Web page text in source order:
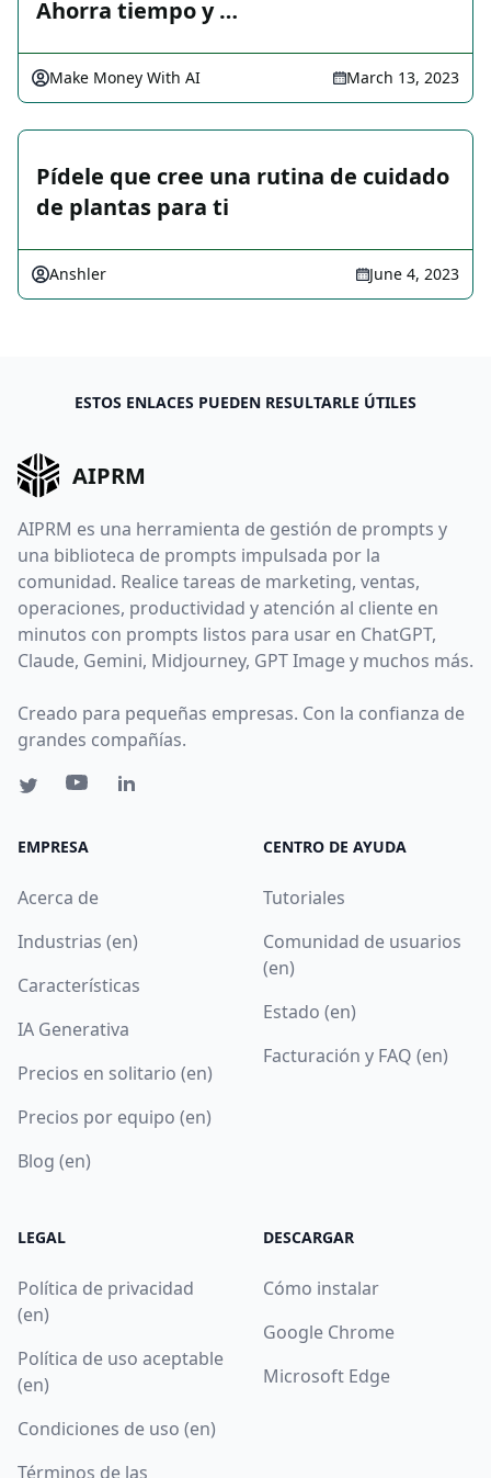
Ahorra tiempo y …
Make Money With AI March 13, 2023
Pídele que cree una rutina de cuidado
de plantas para ti
Anshler June 4, 2023
ESTOS ENLACES PUEDEN RESULTARLE ÚTILES
AIPRM
AIPRM es una herramienta de gestión de prompts y
una biblioteca de prompts impulsada por la
comunidad. Realice tareas de marketing, ventas,
operaciones, productividad y atención al cliente en
minutos con prompts listos para usar en ChatGPT,
Claude, Gemini, Midjourney, GPT Image y muchos más.
Creado para pequeñas empresas. Con la confianza de
grandes compañías.
EMPRESA
Acerca de
Industrias (en)
Características
IA Generativa
Precios en solitario (en)
Precios por equipo (en)
Blog (en)
CENTRO DE AYUDA
Tutoriales
Comunidad de usuarios
(en)
Estado (en)
Facturación y FAQ (en)
LEGAL
Política de privacidad
(en)
Política de uso aceptable
(en)
Condiciones de uso (en)
Términos de las
DESCARGAR
Cómo instalar
Google Chrome
Microsoft Edge